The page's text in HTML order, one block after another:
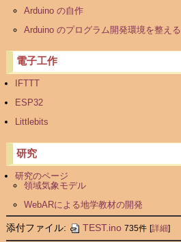
Arduino の自作
Arduino のプログラム開発環境を整える
電子工作
IFTTT
ESP32
Littlebits
研究
研究のページ
領域気象モデル
WebARによる地学教材の開発
添付ファイル: TEST.ino 735件 [詳細]